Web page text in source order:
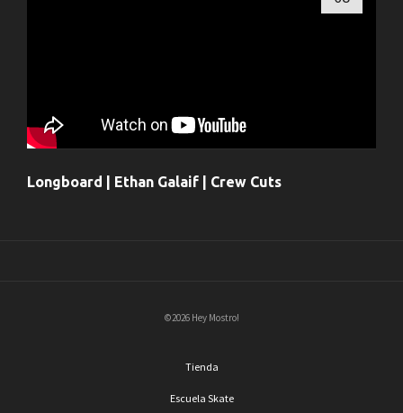
Longboard | Ethan Galaif | Crew Cuts
©2026 Hey Mostro!
Tienda
Escuela Skate